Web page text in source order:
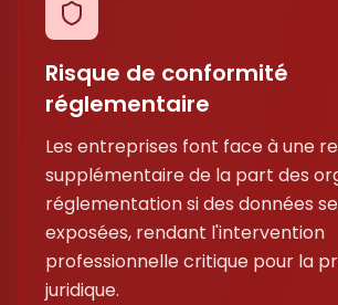
Risque de conformité
réglementaire
Les entreprises font face à une
supplémentaire de la part des
réglementation si des données
exposées, rendant l'intervention
professionnelle critique pour la
juridique.